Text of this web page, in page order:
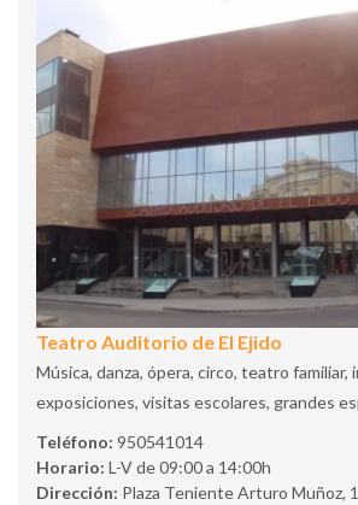
Teatro Auditorio de El Ejido
Música, danza, ópera, circo, teatro familiar,
exposiciones, visitas escolares, grandes
Teléfono: 950541014
Horario: L-V de 09:00 a 14:00h
Dirección: Plaza Teniente Arturo Muñoz, 1